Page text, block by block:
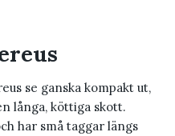
se ganska kompakt ut,
långa, köttiga skott.
har små taggar längs